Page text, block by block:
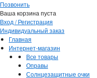
Позвонить
Ваша корзина пуста
Вход / Регистрация
Индивидуальный заказ
Главная
Интернет-магазин
Все товары
Оправы
Солнцезащитные очки